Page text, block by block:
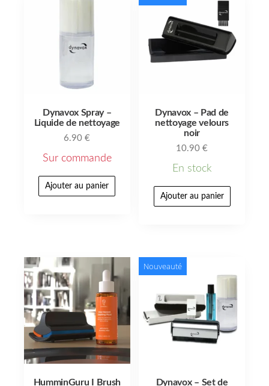
Dynavox Spray –
Liquide de nettoyage
6.90€
Sur commande
Ajouter au panier
Dynavox – Pad de
nettoyage velours
noir
10.90€
En stock
Ajouter au panier
HumminGuru I Brush
Nouveauté
Dynavox – Set de